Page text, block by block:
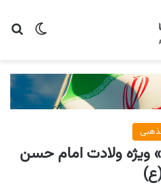
تغییر
ولادت امام حسن